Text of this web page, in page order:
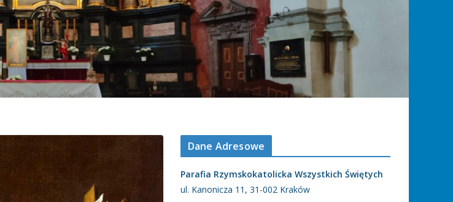
Dane Adresowe
Parafia Rzymskokatolicka Wszystkich Świętych
ul. Kanonicza 11, 31-002 Kraków